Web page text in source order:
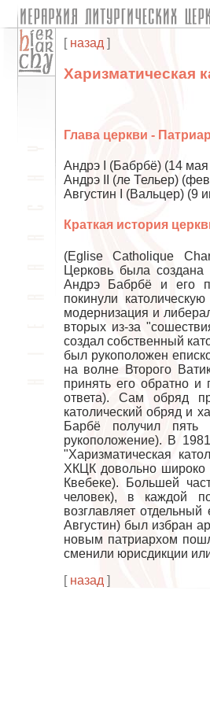
[ назад ]
Харизматическая
Глава церкви -
Андрэ I (Бабрбё) (14
Андрэ II (ле Тельер)
Августин I (Вальцер) (9
Краткая история
(Eglise Catholique
Церковь была
Андрэ Бабрбё и его
покинули
модернизация и
вторых из-за
создал собственный
был рукоположен
на волне Второго
принять его обратно и
ответа). Сам обряд
католический обряд и
Барбё получил пять
рукоположение). В
"Харизматическая
ХКЦК довольно широко
Квебеке). Большей
человек), в каждой
возглавляет
Августин) был избран
новым патриархом
сменили юрисдикции
[ назад ]